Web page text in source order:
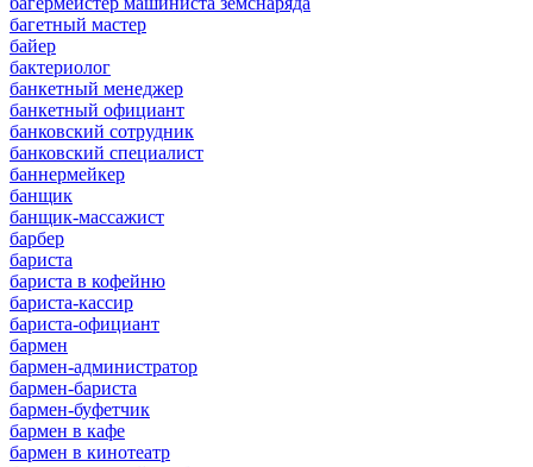
багетный мастер
байер
бактериолог
банкетный менеджер
банкетный официант
банковский сотрудник
банковский специалист
баннермейкер
банщик
банщик-массажист
барбер
бариста
бариста в кофейню
бариста-кассир
бариста-официант
бармен
бармен-администратор
бармен-бариста
бармен-буфетчик
бармен в кафе
бармен в кинотеатр